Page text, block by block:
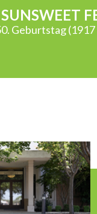
SUNSWEET
Geburtstag (1917